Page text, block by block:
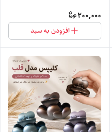
200,000
افزودن به سبد